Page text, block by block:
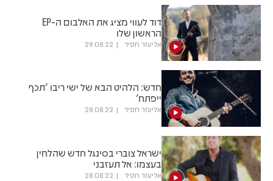
דוד לעווי מציג את האלבום ה-EP
הראשון שלו
אליעזר חסיד 29.08.22
חדש: הלהיט הבא של ישי ריבו 'תכף
ייפתח'
אליעזר חסיד 28.08.22
ישראל צוברי בסינגל חדש שהלחין
בעצמו: אל תעזבני
אליעזר חסיד 28.08.22